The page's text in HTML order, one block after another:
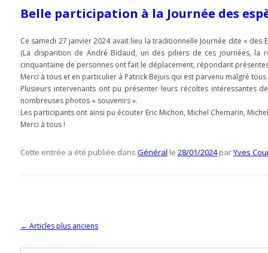
Belle participation à la Journée des
Ce samedi 27 janvier 2024 avait lieu la traditionnelle Journée dite «
(La disparition de André Bidaud, un des piliers de ces journées, la
cinquantaine de personnes ont fait le déplacement, répondant
Merci à tous et en particulier à Patrick Bejuis qui est parvenu malgré
Plusieurs intervenants ont pu présenter leurs récoltes intéressantes
nombreuses photos « souvenirs ».
Les participants ont ainsi pu écouter Eric Michon, Michel Chemarin,
Merci à tous !
Cette entrée a été publiée dans Général le 28/01/2024 parYves
Navigation des articles
← Articles plus anciens